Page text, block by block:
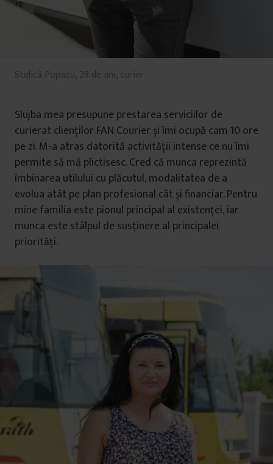
Stelică Popazu, 28 de ani, curier
Slujba mea presupune prestarea serviciilor de
curierat clienților FAN Courier și îmi ocupă cam 10 ore
pe zi. M-a atras datorită activității intense ce nu îmi
permite să mă plictisesc. Cred că munca reprezintă
îmbinarea utilului cu plăcutul, modalitatea de a
evolua atât pe plan profesional cât și financiar. Pentru
mine familia este pionul principal al existenței, iar
munca este stâlpul de susținere al principalei
priorități.